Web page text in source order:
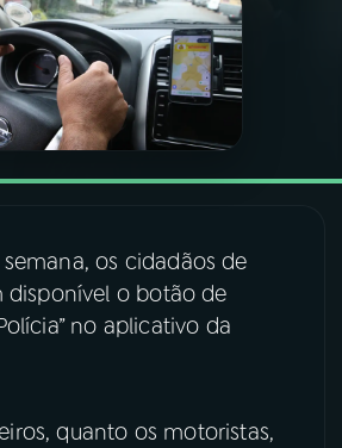
os cidadãos de
disponível o botão de
no aplicativo da
quanto os motoristas,